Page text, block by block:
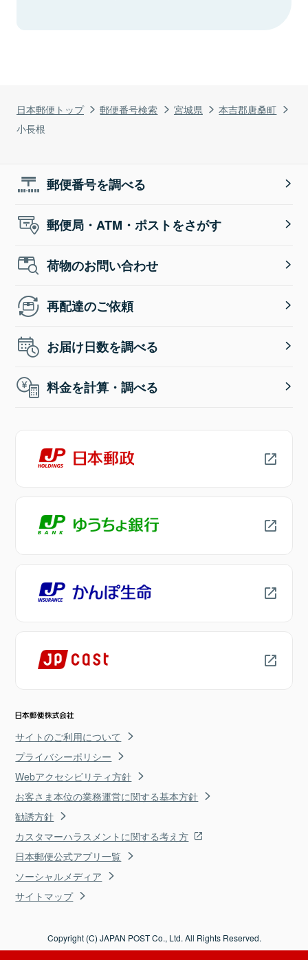
日本郵便トップ 郵便番号検索 宮城県
本吉郡唐桑町
小長根
郵便番号を調べる
郵便局・ATM・ポストをさがす
荷物のお問い合わせ
再配達のご依頼
お届け日数を調べる
料金を計算・調べる
サイトのご利用について
プライバシーポリシー
Webアクセシビリティ方針
お客さま本位の業務運営に関する基本方針
勧誘方針
カスタマーハラスメントに関する考え方
日本郵便公式アプリ一覧
ソーシャルメディア
サイトマップ
Copyright (C) JAPAN POST Co., Ltd. All Rights Reserved.